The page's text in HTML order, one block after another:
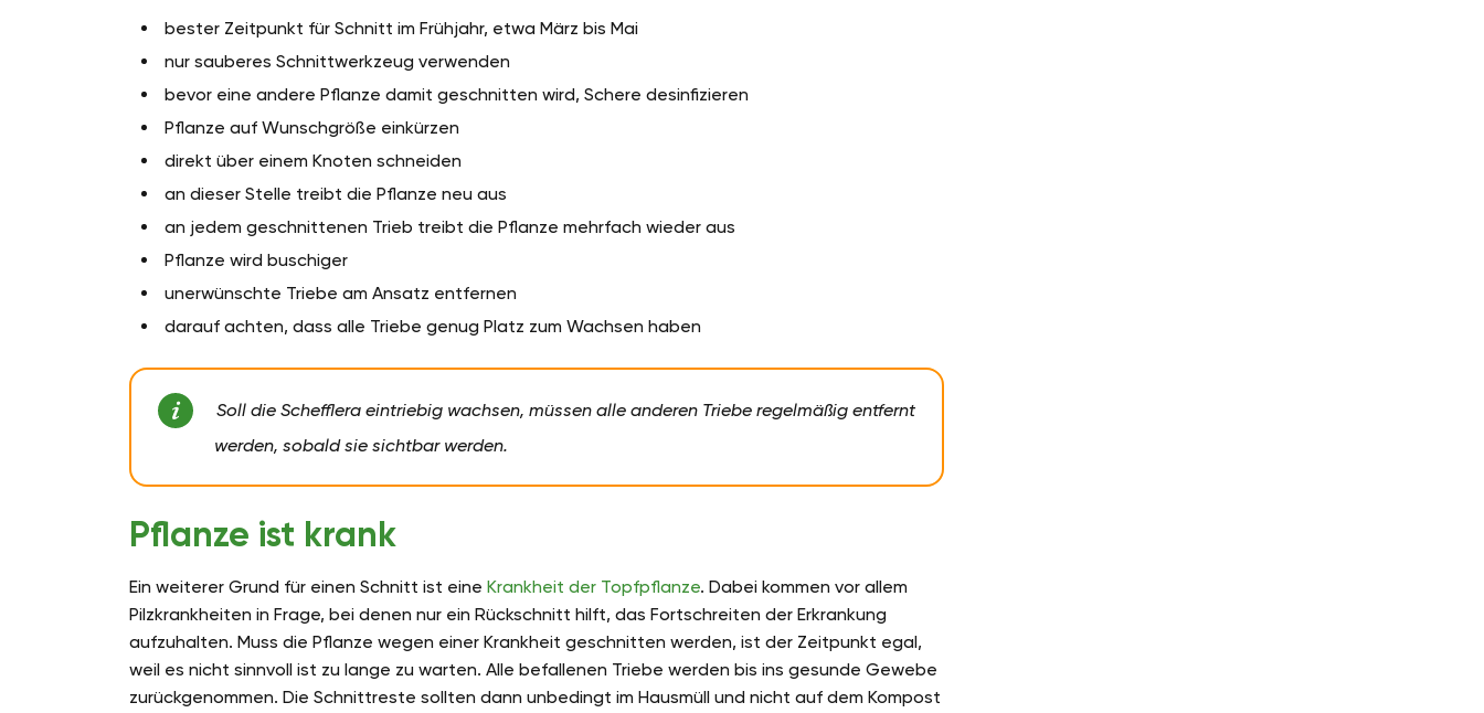
bester Zeitpunkt für Schnitt im Frühjahr, etwa März bis Mai
nur sauberes Schnittwerkzeug verwenden
bevor eine andere Pflanze damit geschnitten wird, Schere desinfizieren
Pflanze auf Wunschgröße einkürzen
direkt über einem Knoten schneiden
an dieser Stelle treibt die Pflanze neu aus
an jedem geschnittenen Trieb treibt die Pflanze mehrfach wieder aus
Pflanze wird buschiger
unerwünschte Triebe am Ansatz entfernen
darauf achten, dass alle Triebe genug Platz zum Wachsen haben
Soll die Schefflera eintriebig wachsen, müssen alle anderen Triebe regelmäßig entfernt
werden, sobald sie sichtbar werden.
Pflanze ist krank
Ein weiterer Grund für einen Schnitt ist eine Krankheit der Topfpflanze. Dabei kommen vor allem
Pilzkrankheiten in Frage, bei denen nur ein Rückschnitt hilft, das Fortschreiten der Erkrankung
aufzuhalten. Muss die Pflanze wegen einer Krankheit geschnitten werden, ist der Zeitpunkt egal,
weil es nicht sinnvoll ist zu lange zu warten. Alle befallenen Triebe werden bis ins gesunde Gewebe
zurückgenommen. Die Schnittreste sollten dann unbedingt im Hausmüll und nicht auf dem Kompost